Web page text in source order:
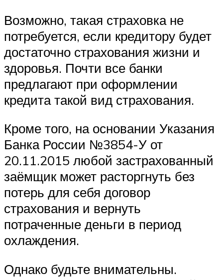
Возможно, такая страховка не
потребуется, если кредитору будет
достаточно страхования жизни и
здоровья. Почти все банки
предлагают при оформлении
кредита такой вид страхования.
Кроме того, на основании Указания
Банка России №3854-У от
20.11.2015 любой застрахованный
заёмщик может расторгнуть без
потерь для себя договор
страхования и вернуть
потраченные деньги в период
охлаждения.
Однако будьте внимательны.